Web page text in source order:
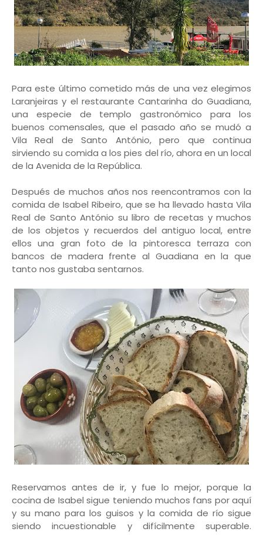
Para este último cometido más de una vez elegimos
Laranjeiras y el restaurante Cantarinha do Guadiana,
una especie de templo gastronómico para los
buenos comensales, que el pasado año se mudó a
Vila Real de Santo António, pero que continua
sirviendo su comida a los pies del río, ahora en un local
de la Avenida de la República.
Después de muchos años nos reencontramos con la
comida de Isabel Ribeiro, que se ha llevado hasta Vila
Real de Santo António su libro de recetas y muchos
de los objetos y recuerdos del antiguo local, entre
ellos una gran foto de la pintoresca terraza con
bancos de madera frente al Guadiana en la que
tanto nos gustaba sentarnos.
Reservamos antes de ir, y fue lo mejor, porque la
cocina de Isabel sigue teniendo muchos fans por aquí
y su mano para los guisos y la comida de río sigue
siendo incuestionable y difícilmente superable.